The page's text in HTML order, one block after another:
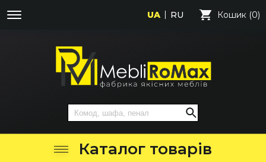
UA RU Кошик (0)
Каталог товарів